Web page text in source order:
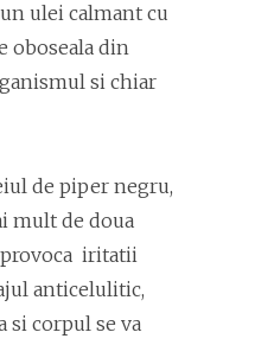
ulei calmant cu
oboseala din
si chiar
de piper negru,
mult de doua
iritatii
anticelulitic,
si corpul se va